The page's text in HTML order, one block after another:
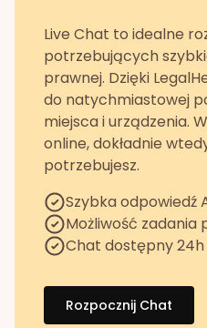
Live Chat to idealne
potrzebujących
prawnej. Dzięki
do natychmiastowej
miejsca i urządzenia.
online, dokładnie
potrzebujesz.
Szybka odpowiedź
Możliwość zadania
Chat dostępny 24h
Rozpocznij Chat